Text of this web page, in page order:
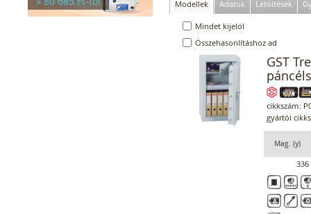
Modellek Adatok Letöltések
Mindet kijelöl
Összehasonlításhoz ad
GST
cikkszám:
gyártói
Mag. (y)
336